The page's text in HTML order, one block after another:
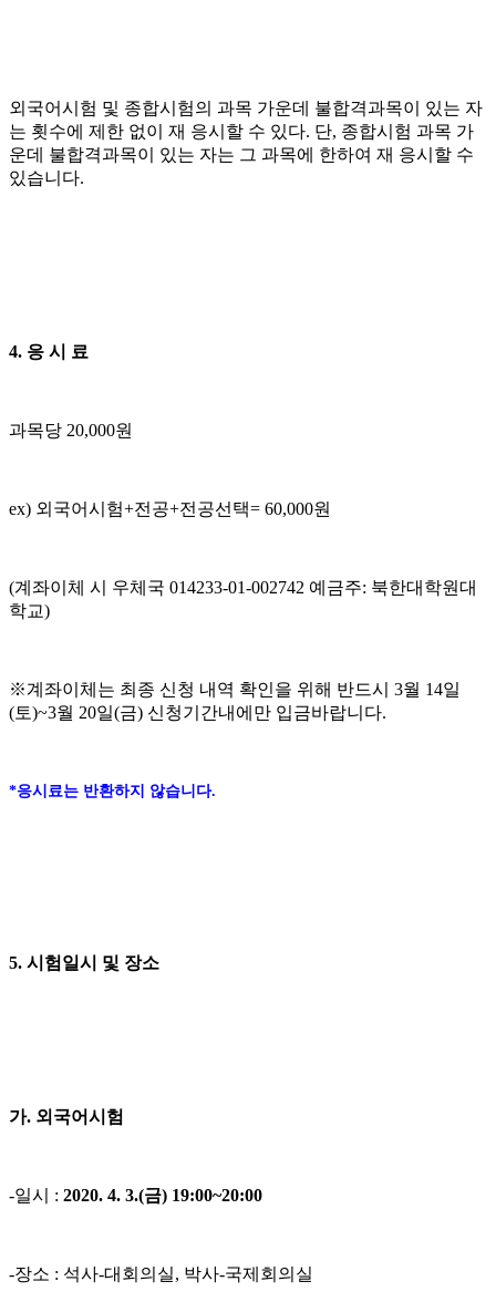
외국어시험 및 종합시험의 과목 가운데 불합격과목이 있는 자
는 횟수에 제한 없이 재 응시할 수 있다. 단, 종합시험 과목 가
운데 불합격과목이 있는 자는 그 과목에 한하여 재 응시할 수
있습니다.
4. 응 시 료
과목당 20,000원
ex) 외국어시험+전공+전공선택= 60,000원
(계좌이체 시 우체국 014233-01-002742 예금주: 북한대학원대
학교)
※계좌이체는 최종 신청 내역 확인을 위해 반드시 3월 14일
(토)~3월 20일(금) 신청기간내에만 입금바랍니다.
*응시료는 반환하지 않습니다.
5. 시험일시 및 장소
가. 외국어시험
-일시 : 2020. 4. 3.(금) 19:00~20:00
-장소 : 석사-대회의실, 박사-국제회의실